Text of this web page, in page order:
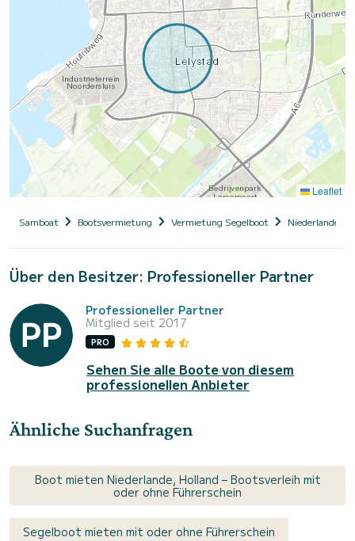
Leaflet
Samboat Bootsvermietung Vermietung Segelboot Niederlande,
Über den Besitzer: Professioneller Partner
Professioneller Partner
Mitglied seit 2017
PRO
Sehen Sie alle Boote von diesem
professionellen Anbieter
Ähnliche Suchanfragen
Boot mieten Niederlande, Holland – Bootsverleih mit
oder ohne Führerschein
Segelboot mieten mit oder ohne Führerschein